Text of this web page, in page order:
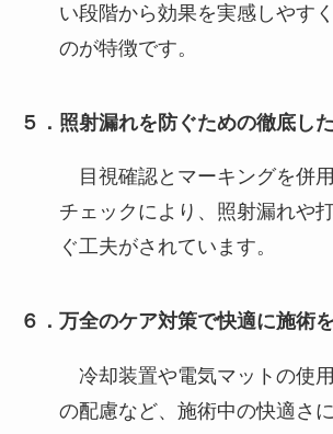
い段階から効果を実感しやす
のが特徴です。
５．照射漏れを防ぐための徹底し
目視確認とマーキングを併
チェックにより、照射漏れや
ぐ工夫がされています。
６．万全のケア対策で快適に施術
冷却装置や電気マットの使
の配慮など、施術中の快適さ